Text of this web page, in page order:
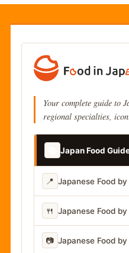
Your complete guide to
regional specialties,
Japan Food
📍 Japanese Food by
🍴 Japanese Food
📷 Japanese Food